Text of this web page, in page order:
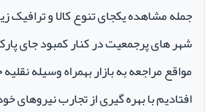
جمله مشاهده یکجای تنوع کالا و ترافیک
شهر های پرجمعیت در کنار کمبود جای
مواقع مراجعه به بازار بهمراه وسیله
افتادیم با بهره گیری از تجارب نیروهای